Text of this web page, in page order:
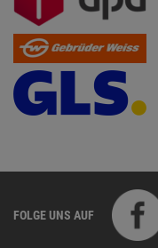
FOLGE UNS AUF